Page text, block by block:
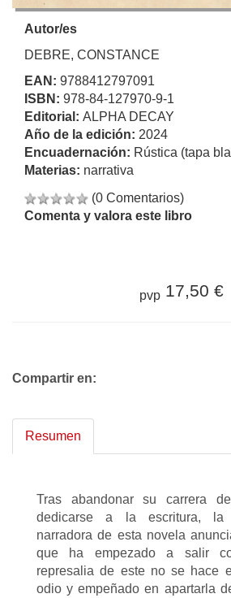
Autor/es
DEBRE, CONSTANCE
EAN: 9788412797091
ISBN: 978-84-127970-9-1
Editorial: ALPHA DECAY
Año de la edición: 2024
Encuadernación: Rústica (tapa
Materias: narrativa
(0 Comentarios)
Comenta y valora este libro
pvp 17,50 €
Compartir en:
Resumen
Tras abandonar su carrera
dedicarse a la escritura, la
narradora de esta novela
que ha empezado a salir
represalia de este no se hace
odio y empeñado en apartarla